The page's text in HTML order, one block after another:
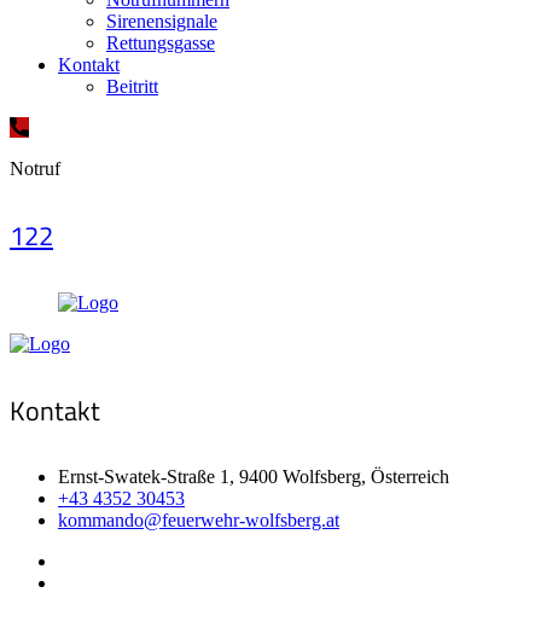
Sirenensignale
Rettungsgasse
Kontakt
Beitritt
Notruf
122
Kontakt
Ernst-Swatek-Straße 1, 9400 Wolfsberg, Österreich
+43 4352 30453
kommando@feuerwehr-wolfsberg.at